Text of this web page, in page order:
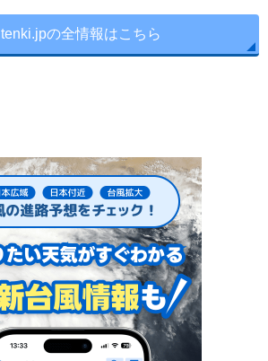
tenki.jpの全情報はこちら